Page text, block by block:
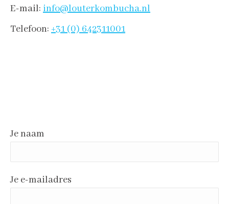
E-mail: info@louterkombucha.nl
Telefoon: +31 (0) 642311001
Je naam
Je e-mailadres